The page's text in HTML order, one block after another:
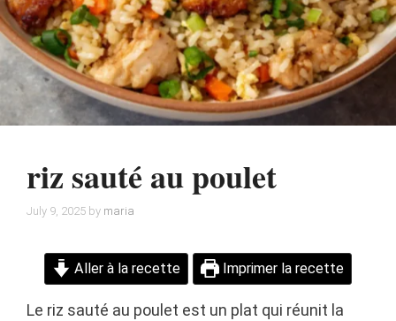
riz sauté au poulet
July 9, 2025 by maria
Aller à la recette Imprimer la recette
Le riz sauté au poulet est un plat qui réunit la